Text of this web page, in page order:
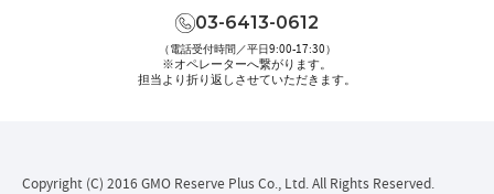
03-6413-0612
（電話受付時間／平日9:00-17:30）
※オペレーターへ繋がります。
担当より折り返しさせていただきます。
Copyright (C) 2016 GMO Reserve Plus Co., Ltd. All Rights Reserved.